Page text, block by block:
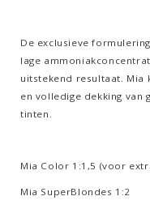
De exclusieve
lage
uitstekend resultaat. Mia
en volledige dekking van
tinten.
Mia Color 1:1,5 (voor
Mia SuperBlondes 1:2